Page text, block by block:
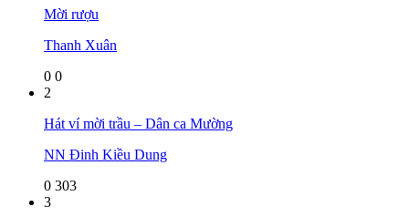
Mời rượu
Thanh Xuân
0 0
2
Hát ví mời trầu – Dân ca Mường
NN Đinh Kiều Dung
0 303
3